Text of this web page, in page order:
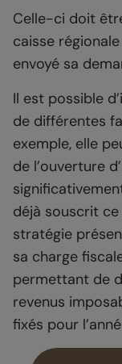
Celle-ci doit
caisse
envoyé sa
Il est possible
de différentes
exemple, elle
de l’ouverture
déjà souscrit
stratégie
sa charge
permettant de
revenus
fixés pour